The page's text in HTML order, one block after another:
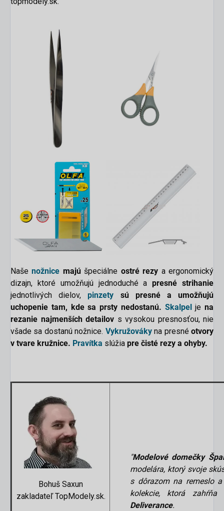
Našenožnice majúšpeciálne ostré rezy a ergonomický
dizajn, ktoré umožňujú jednoduché a presné strihanie
jednotlivých dielov,pinzety sú presné a umožňujú
uchopenie tam, kde sa prsty nedostanú. Skalpelje na
rezanie najmenších detailov s vysokou presnosťou, nie
všade sa dostanú nožnice. Vykružováky na presnéotvory
v tvare kružnice. Pravítka slúžia pre čisté rezy a ohyby.
Bohuš Saxun
zakladateľ TopModely.sk.
"Modelové domečky
modelára, ktorý svoje
s dôrazom na remeslo
kolekcie, ktorá
Deliverance.